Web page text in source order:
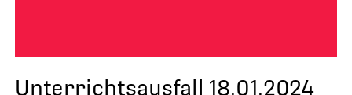
Unterrichtsausfall 18.01.2024